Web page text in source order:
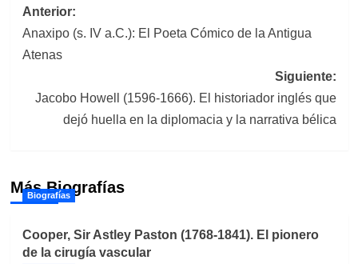
Navegación
de
Anterior:
Anaxipo (s. IV a.C.): El Poeta Cómico de la Antigua
Atenas
Siguiente:
Jacobo Howell (1596-1666). El historiador inglés que
dejó huella en la diplomacia y la narrativa bélica
Más Biografías
Biografías
Cooper, Sir Astley Paston (1768-1841). El pionero
de la cirugía vascular